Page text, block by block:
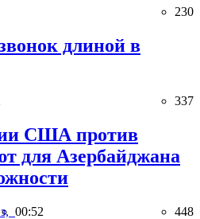
230
длиной в
337
США против
для Азербайджана
00:52 448